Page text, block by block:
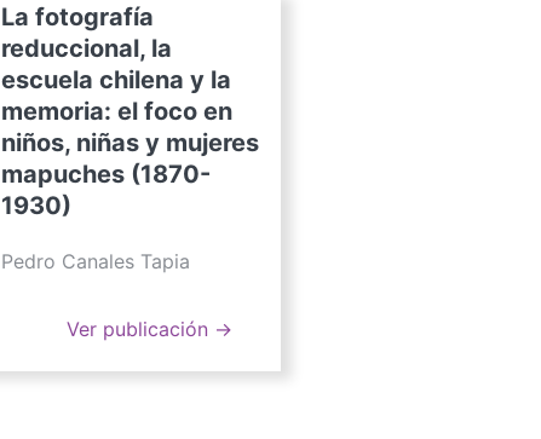
La fotografía
reduccional, la
escuela chilena y la
memoria: el foco en
niños, niñas y mujeres
mapuches (1870-
1930)
Pedro Canales Tapia
Ver publicación →